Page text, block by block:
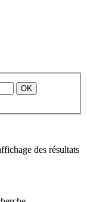
des résultats